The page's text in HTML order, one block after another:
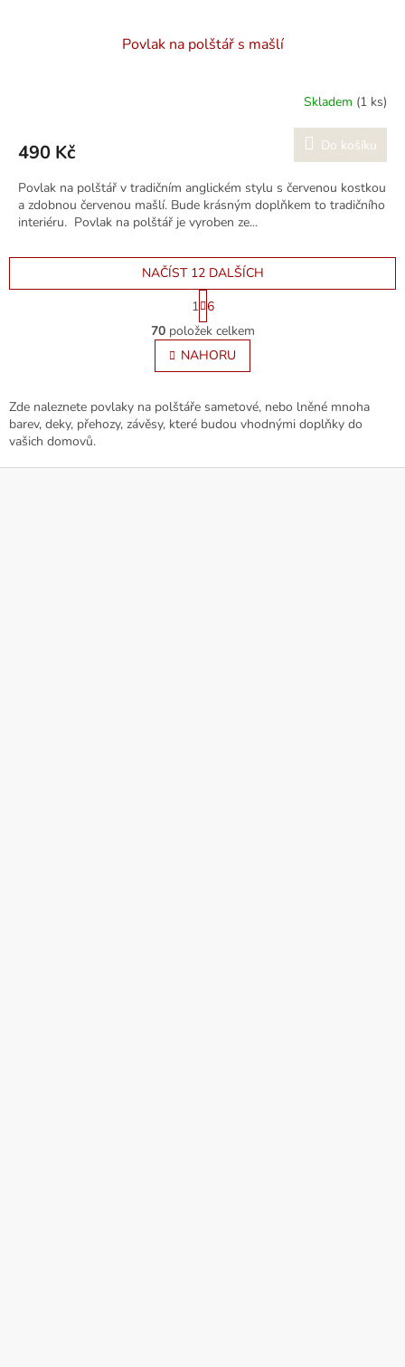
Povlak na polštář s mašlí
Skladem (1 ks)
490 Kč Do košíku
Povlak na polštář v tradičním anglickém stylu s červenou kostkou
a zdobnou červenou mašlí. Bude krásným doplňkem to tradičního
interiéru. Povlak na polštář je vyroben ze...
O
v
l
á
a
c
NAČÍST 12 DALŠÍCH
S
t
r
á
n
k
v
á
n
1 6
70položek celkem
NAHORU
Zde naleznete povlaky na polštáře sametové, nebo lněné mnoha
barev, deky, přehozy, závěsy, které budou vhodnými doplňky do
vašich domovů.
Z